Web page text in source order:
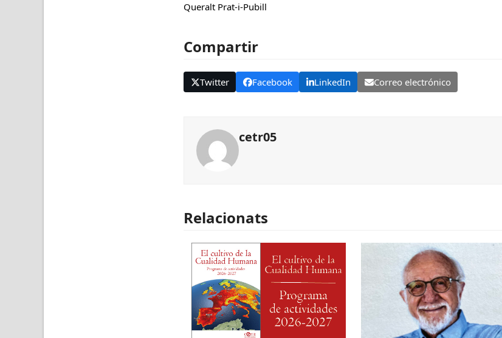
Queralt Prat-i-Pubill
Compartir
Twitter Facebook LinkedIn Correo electrónico
cetr05
Relacionats